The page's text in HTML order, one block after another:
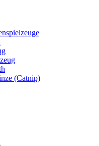
(Catnip)